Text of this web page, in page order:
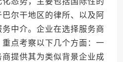
尔干地区的律所、以及阿
中介。企业在选择服务商
点考察以下几个方面：一
提供其为类似背景企业成